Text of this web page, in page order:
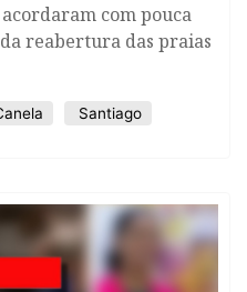
com pouca
reabertura das praias
Santiago